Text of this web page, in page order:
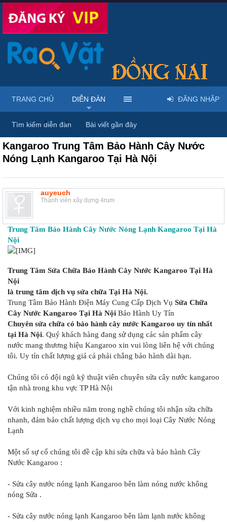
Diễn đàn ... Mua bán & sửa điện tử, điện lạnh
Kangaroo Trung Tâm Bảo Hành Cây Nước
Nóng Lạnh Kangaroo Tại Hà Nội
auyeuch
Thành viên xây dựng 4rum
Trung Tâm Bảo Hành Cây Nước Nóng Lạnh Kangaroo Tại Hà
Nội
Trung Tâm Sửa Chữa Bảo Hành Cây Nước Kangaroo Tại Hà
Nội
là trung tâm dịch vụ sửa chữa Tại Hà Nội.
Trung Tâm Bảo Hành Điện Máy Cung Cấp Dịch Vụ Sửa Chữa
Cây Nước Kangaroo Tại Hà Nội Bảo Hành Uy Tín
Chuyên sửa chữa có bảo hành cây nước Kangaroo uy tín nhất
tại Hà Nội. Quý khách hàng đang sử dụng các sản phẩm cây
nước mang thương hiệu Kangaroo xin vui lòng liên hệ với chúng
tôi. Uy tín chất lượng giá cả phải chẳng bảo hành dài hạn.
Chúng tôi có đội ngũ kỹ thuật viên chuyên sửa cây nước kangaroo
tận nhà trong khu vực TP Hà Nội
Với kinh nghiệm nhiều năm trong nghề chúng tôi nhận sửa chữa
nhanh, đảm bảo chất lượng dịch vụ cho mọi loại Cây Nước Nóng
Lạnh
Một số sự cố chúng tôi đề cập khi sửa chữa và bảo hành Cây
Nước Kangaroo :
- Sửa cây nước nóng lạnh Kangaroo bên làm nóng nước không
nóng Sửa .
- Sửa cây nước nóng lạnh Kangaroo bên làm lạnh nước không
TRANG CHỦ DIỄN ĐÀN
Tìm kiếm diễn đàn Bài viết gần đây
ĐĂNG NHẬP